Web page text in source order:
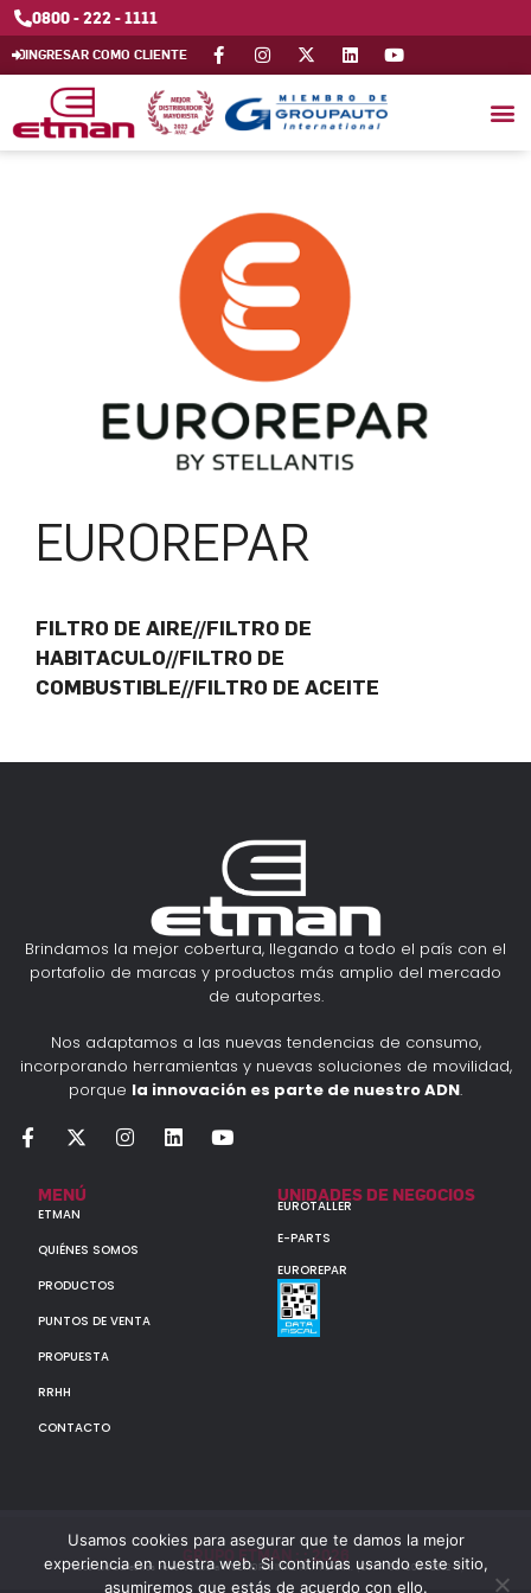
0800 - 222 - 1111
INGRESAR COMO CLIENTE
EUROREPAR
FILTRO DE AIRE//FILTRO DE
HABITACULO//FILTRO DE
COMBUSTIBLE//FILTRO DE ACEITE
Brindamos la mejor cobertura, llegando a todo el país con el
portafolio de marcas y productos más amplio del mercado
de autopartes.
Nos adaptamos a las nuevas tendencias de consumo,
incorporando herramientas y nuevas soluciones de movilidad,
porque la innovación es parte de nuestro ADN.
MENÚ
ETMAN
QUIÉNES SOMOS
PRODUCTOS
PUNTOS DE VENTA
PROPUESTA
RRHH
CONTACTO
UNIDADES DE NEGOCIOS
EUROTALLER
E-PARTS
EUROREPAR
GRUPO ETMAN : : 2026
Todos los derechos reservados a MULTIORIGINAL PARTS S.A. (CUIT: 30-60142852-7)
Usamos cookies para asegurar que te damos la mejor
experiencia en nuestra web. Si continúas usando este sitio,
asumiremos que estás de acuerdo con ello.